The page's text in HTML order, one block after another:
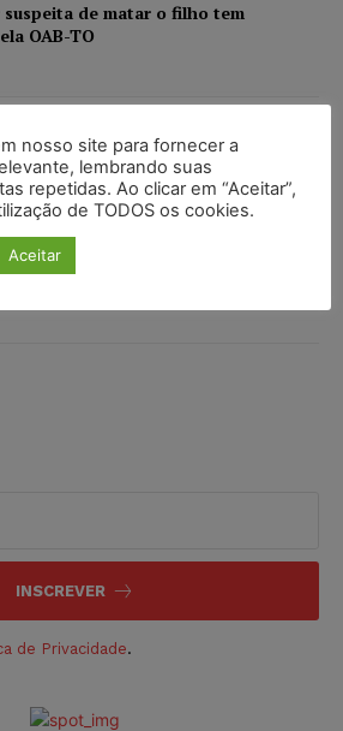
de matar o filho tem
OAB-TO
deficiência e autistas de todos os
08/2026
justa causa de empregado que
INSCREVER
de Privacidade.
nosso site para fornecer a
lembrando suas
repetidas. Ao clicar em “Aceitar”,
de TODOS os cookies.
Aceitar